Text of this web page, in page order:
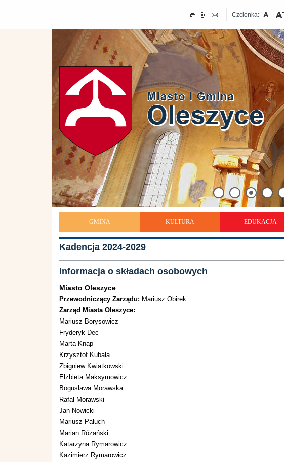
Czcionka:
GMINA KULTURA EDUKACJA
Kadencja 2024-2029
Informacja o składach osobowych
Miasto Oleszyce
Przewodniczący Zarządu: Mariusz Obirek
Zarząd Miasta Oleszyce:
Mariusz Borysowicz
Fryderyk Dec
Marta Knap
Krzysztof Kubala
Zbigniew Kwiatkowski
Elżbieta Maksymowicz
Bogusława Morawska
Rafał Morawski
Jan Nowicki
Mariusz Paluch
Marian Różański
Katarzyna Rymarowicz
Kazimierz Rymarowicz